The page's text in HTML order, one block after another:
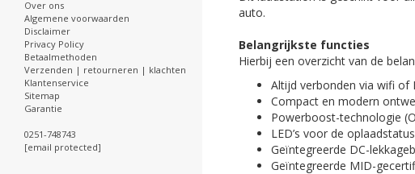
Over ons
Algemene voorwaarden
Disclaimer
Privacy Policy
Betaalmethoden
Verzenden | retourneren | klachten
Klantenservice
Sitemap
Garantie
0251-748743
[email protected]
auto.
Belangrijkste functies
Hierbij een overzicht van de
Altijd verbonden via wifi of
Compact en modern
Powerboost-technologie
LED’s voor de oplaadstatus
Geïntegreerde DC-
Geïntegreerde MID-